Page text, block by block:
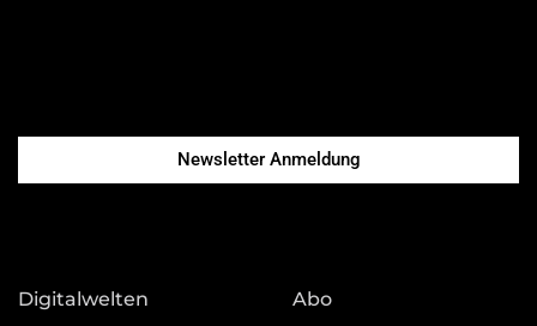
Newsletter Anmeldung
Digitalwelten
Abo